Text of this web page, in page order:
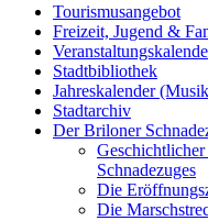
Tourismusangebot
Freizeit, Jugend &
Stadtbibliothek
Jahreskalender
Stadtarchiv
Der Briloner
Schnadezuges
Die
Die